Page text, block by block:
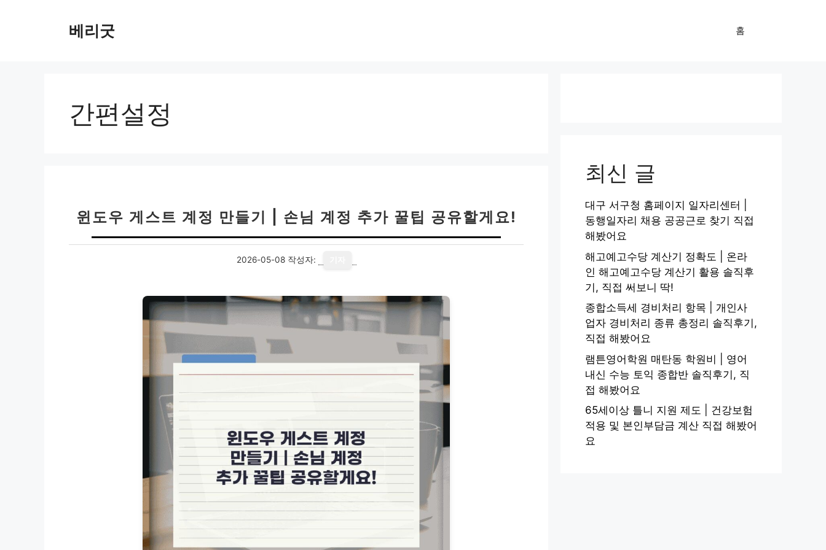
베리굿 홈
간편설정
윈도우 게스트 계정 만들기 | 손님 계정 추가 꿀팁 공유할게요!
2026-05-08 작성자:
최신 글
대구 서구청 홈페이지 일자리센터 |
동행일자리 채용 공공근로 찾기 직접
해봤어요
해고예고수당 계산기 정확도 | 온라
인 해고예고수당 계산기 활용 솔직후
기, 직접 써보니 딱!
종합소득세 경비처리 항목 | 개인사
업자 경비처리 종류 총정리 솔직후기,
직접 해봤어요
램튼영어학원 매탄동 학원비 | 영어
내신 수능 토익 종합반 솔직후기, 직
접 해봤어요
65세이상 틀니 지원 제도 | 건강보험
적용 및 본인부담금 계산 직접 해봤어
요